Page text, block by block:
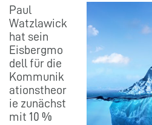
Paul
Watzlawick
hat sein
Eisbergmo
dell für die
Kommunik
ationstheor
ie zunächst
mit 10 %